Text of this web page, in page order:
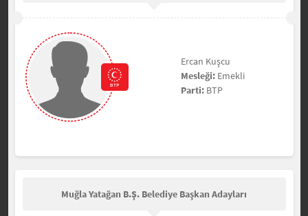
Ercan Kuşcu
Mesleği:Emekli
Parti:BTP
Muğla Yatağan B.Ş. Belediye Başkan Adayları